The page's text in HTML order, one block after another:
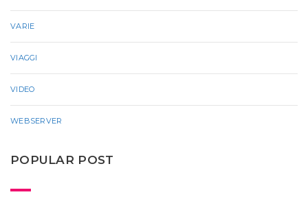
VARIE
VIAGGI
VIDEO
WEBSERVER
POPULAR POST